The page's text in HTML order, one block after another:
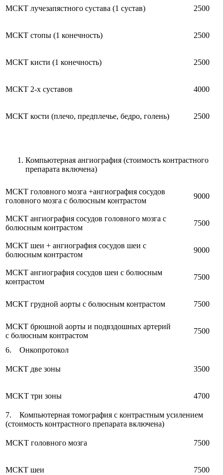
МСКТ лучезапястного сустава (1 сустав) 2500
МСКТ стопы (1 конечность) 2500
МСКТ кисти (1 конечность) 2500
МСКТ 2-х суставов 4000
МСКТ кости (плечо, предплечье, бедро, голень) 2500
Компьютерная ангиография (стоимость контрастного
препарата включена)
МСКТ головного мозга +ангиография сосудов
головного мозга с болюсным контрастом
9000
МСКТ ангиография сосудов головного мозга с
болюсным контрастом
7500
МСКТ шеи + ангиография сосудов шеи с
болюсным контрастом
9000
МСКТ ангиография сосудов шеи с болюсным
контрастом
7500
МСКТ грудной аорты с болюсным контрастом 7500
МСКТ брюшной аорты и подвздошных артерий
с болюсным контрастом
7500
6. Онкопротокол
МСКТ две зоны 3500
MCKT три зоны 4700
7. Компьютерная томография с контрастным усилением
(стоимость контрастного препарата включена)
MCKT головного мозга 7500
МСКТ шеи 7500